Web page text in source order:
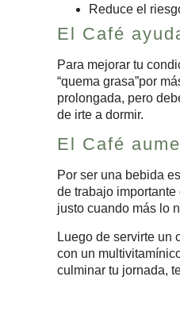
Reduce el
El Café
Para mejorar tu
“quema grasa”por
prolongada, pero
de irte a dormir.
El Café
Por ser una bebida
de trabajo
justo cuando más lo
Luego de servirte un
con un
culminar tu jornada,